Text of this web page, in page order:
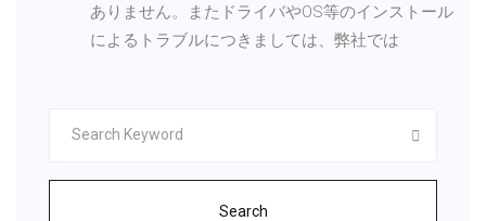
ありません。またドライバやOS等のインストール
によるトラブルにつきましては、弊社では
Search